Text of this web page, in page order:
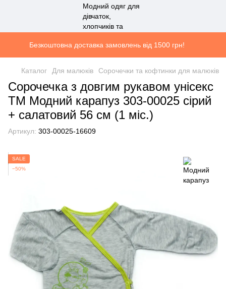
Безкоштовна доставка замовлень від 1500 грн!
Каталог Для малюків Сорочечки та кофтинки для малюків
Сорочечка з довгим рукавом унісекс
ТМ Модний карапуз 303-00025 сірий
+ салатовий 56 см (1 мiс.)
Артикул: 303-00025-16609
SALE
−50%